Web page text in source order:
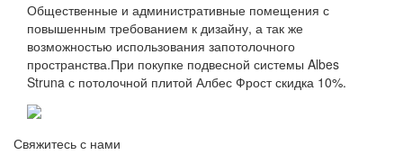
Общественные и административные помещения с
повышенным требованием к дизайну, а так же
возможностью использования запотолочного
пространства.При покупке подвесной системы Albes
Struna с потолочной плитой Албес Фрост скидка 10%.
Свяжитесь с нами